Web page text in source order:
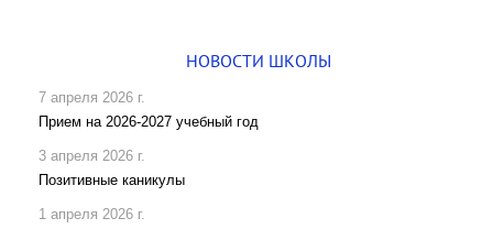
НОВОСТИ ШКОЛЫ
7 апреля 2026 г.
Прием на 2026-2027 учебный год
3 апреля 2026 г.
Позитивные каникулы
1 апреля 2026 г.